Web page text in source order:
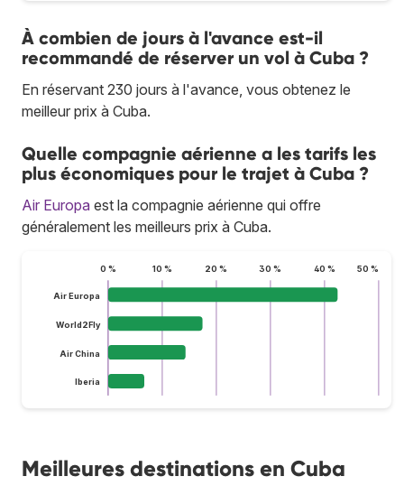
À combien de jours à l'avance est-il
recommandé de réserver un vol à Cuba ?
En réservant 230 jours à l'avance, vous obtenez le
meilleur prix à Cuba.
Quelle compagnie aérienne a les tarifs les
plus économiques pour le trajet à Cuba ?
Air Europa est la compagnie aérienne qui offre
généralement les meilleurs prix à Cuba.
0 % 10 % 20 % 30 % 40 % 50 %
Air Europa
World2Fly
Air China
Iberia
Meilleures destinations en Cuba